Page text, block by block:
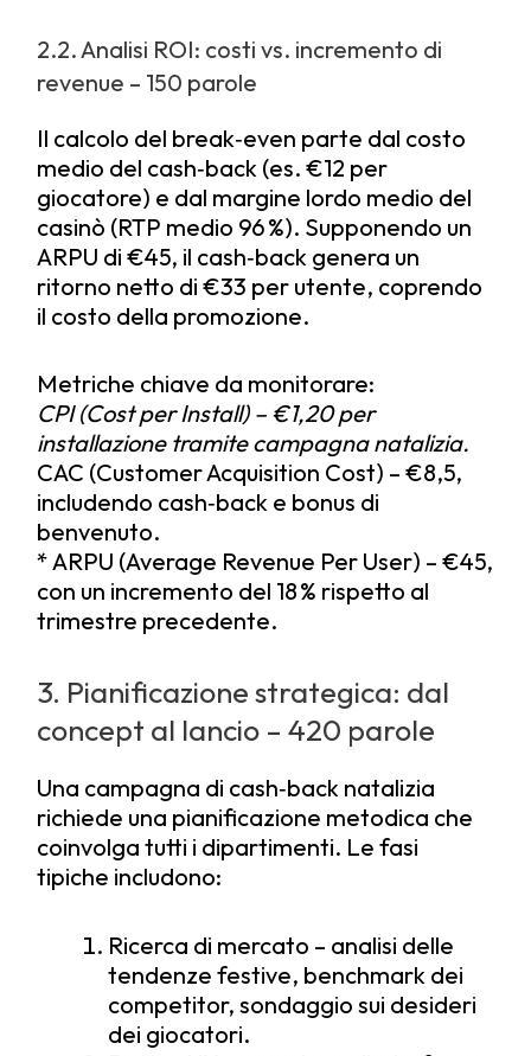
2.2. Analisi ROI: costi vs. incremento di
revenue – 150 parole
Il calcolo del break‑even parte dal costo
medio del cash‑back (es. €12 per
giocatore) e dal margine lordo medio del
casinò (RTP medio 96 %). Supponendo un
ARPU di €45, il cash‑back genera un
ritorno netto di €33 per utente, coprendo
il costo della promozione.
Metriche chiave da monitorare:
CPI (Cost per Install) – €1,20 per
installazione tramite campagna natalizia.
CAC (Customer Acquisition Cost) – €8,5,
includendo cash‑back e bonus di
benvenuto.
* ARPU (Average Revenue Per User) – €45,
con un incremento del 18 % rispetto al
trimestre precedente.
3. Pianificazione strategica: dal
concept al lancio – 420 parole
Una campagna di cash‑back natalizia
richiede una pianificazione metodica che
coinvolga tutti i dipartimenti. Le fasi
tipiche includono:
Ricerca di mercato – analisi delle
tendenze festive, benchmark dei
competitor, sondaggio sui desideri
dei giocatori.